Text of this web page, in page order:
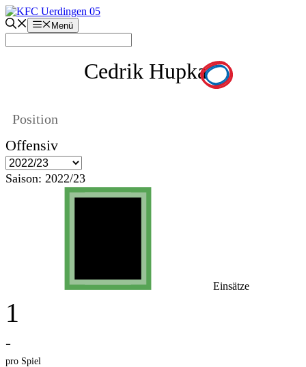
Zum
Inhalt
springen
Menü
Cedrik Hupka
Position
Offensiv
Saison: 2022/23
Einsätze
1
-
pro Spiel